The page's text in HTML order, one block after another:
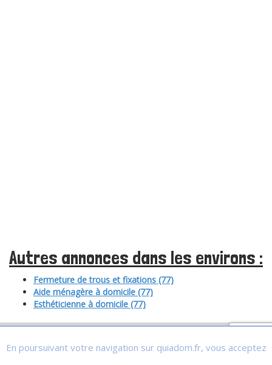
Autres annonces dans les environs :
Fermeture de trous et fixations (77)
Aide ménagère à domicile (77)
Esthéticienne à domicile (77)
En poursuivant votre navigation sur quiadom.fr, vous acceptez